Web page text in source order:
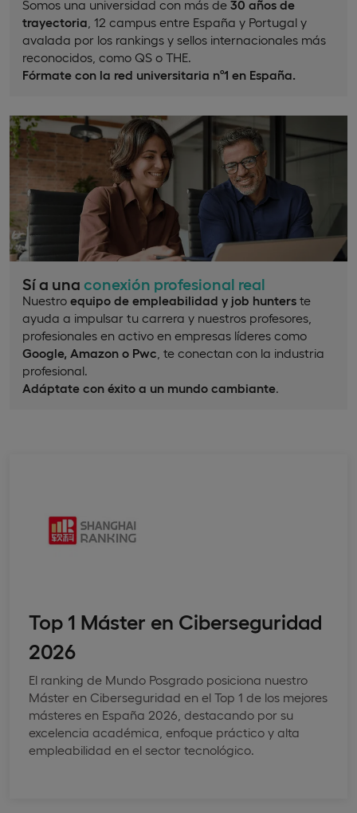
Somos una universidad con más de 30 años de
trayectoria , 12 campus entre España y Portugal y
avalada por los rankings y sellos internacionales más
reconocidos, como QS o THE.
Fórmate con la red universitaria nº1 en España.
Sí a una conexión profesional real
Nuestro equipo de empleabilidad y job hunters te
ayuda a impulsar tu carrera y nuestros profesores,
profesionales en activo en empresas líderes como
Google, Amazon o Pwc , te conectan con la industria
profesional.
Adáptate con éxito a un mundo cambiante.
Top 1 Máster en Ciberseguridad
2026
El ranking de Mundo Posgrado posiciona nuestro
Máster en Ciberseguridad en el Top 1 de los mejores
másteres en España 2026, destacando por su
excelencia académica, enfoque práctico y alta
empleabilidad en el sector tecnológico.